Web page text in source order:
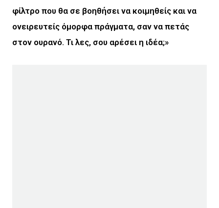
φίλτρο που θα σε βοηθήσει να κοιμηθείς και να
ονειρευτείς όμορφα πράγματα, σαν να πετάς
στον ουρανό. Τι λες, σου αρέσει η ιδέα;»